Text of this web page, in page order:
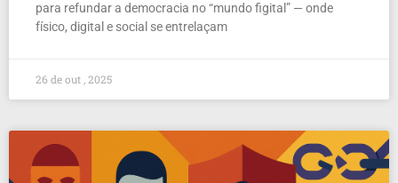
para refundar a democracia no “mundo figital” — onde
físico, digital e social se entrelaçam
26 de out , 2025